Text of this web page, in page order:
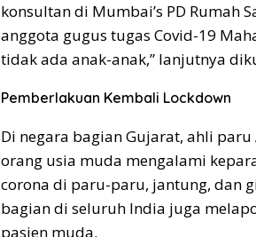
konsultan di Mumbai’s PD Rumah
anggota gugus tugas Covid-19
tidak ada anak-anak,” lanjutnya
Pemberlakuan Kembali Lockdown
Di negara bagian Gujarat, ahli
orang usia muda mengalami
corona di paru-paru, jantung, dan
bagian di seluruh India juga
pasien muda.